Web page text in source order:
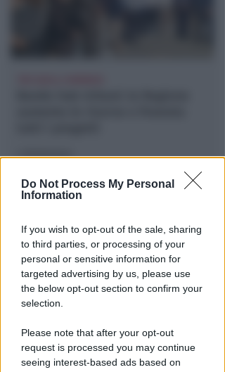
Do Not Process My Personal
Information
If you wish to opt-out of the sale, sharing
to third parties, or processing of your
personal or sensitive information for
targeted advertising by us, please use
the below opt-out section to confirm your
selection.
Please note that after your opt-out
request is processed you may continue
seeing interest-based ads based on
diRedazione
Aspettando papa Leone, una
ligaza in piazza Tre Martiri